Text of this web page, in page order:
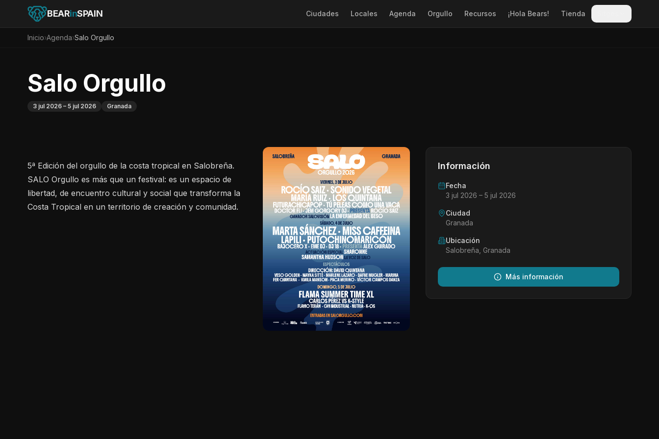
BEARinSPAIN Ciudades Locales Agenda Orgullo Recursos ¡Hola Bears! Tienda
Inicio›Agenda›Salo Orgullo
Salo Orgullo
3 jul 2026 – 5 jul 2026 Granada
Información
Fecha
3 jul 2026 – 5 jul 2026
Ciudad
Granada
Ubicación
Salobreña, Granada
Más información
5ª Edición del orgullo de la costa tropical en Salobreña.
SALO Orgullo es más que un festival: es un espacio de
libertad, de encuentro cultural y social que transforma la
Costa Tropical en un territorio de creación y comunidad.